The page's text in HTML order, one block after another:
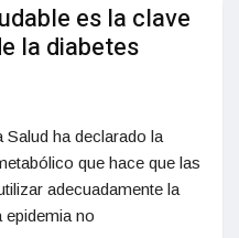
es la clave
la diabetes
Salud ha declarado la
que hace que las
adecuadamente la
epidemia no